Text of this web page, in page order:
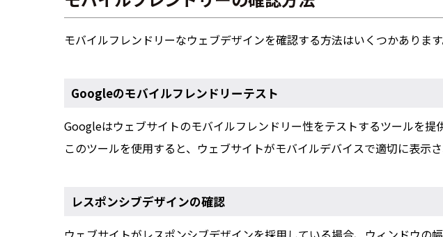
モバイルフレンドリーなウェブデザインを確認する方法はいくつかあります
Googleのモバイルフレンドリーテスト
Googleはウェブサイトのモバイルフレンドリー性をテストするツールを提
このツールを使用すると、ウェブサイトがモバイルデバイスで適切に表示
レスポンシブデザインの確認